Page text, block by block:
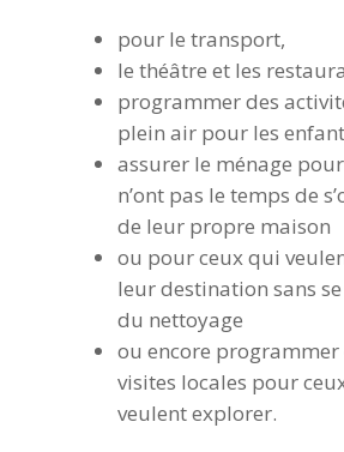
pour le transport,
le théâtre et les
programmer des
plein air pour les
assurer le ménage
n’ont pas le temps de
de leur propre maison
ou pour ceux qui
leur destination sans
du nettoyage
ou encore programmer
visites locales pour
veulent explorer.